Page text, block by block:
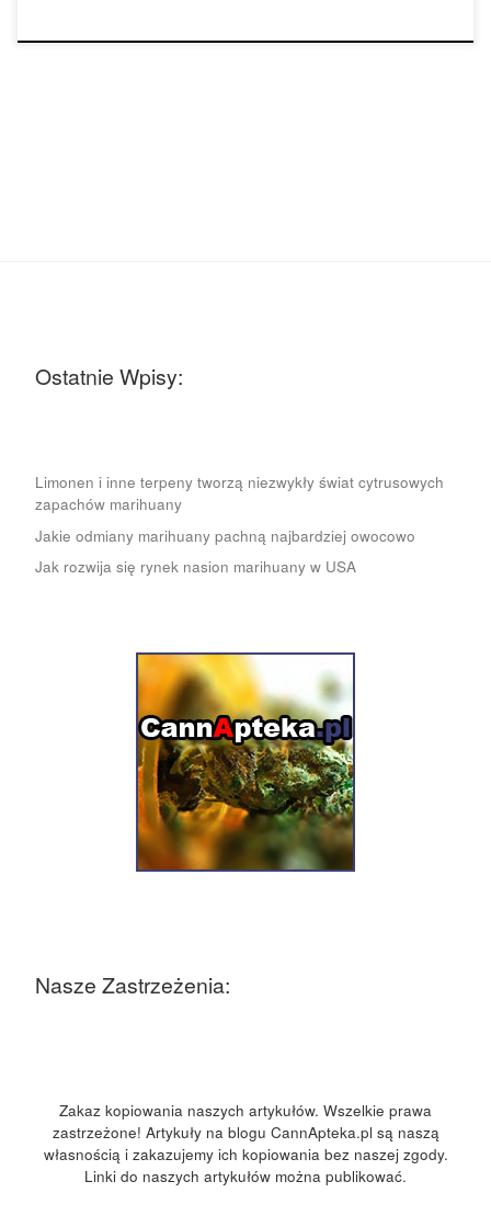
Ostatnie Wpisy:
Limonen i inne terpeny tworzą niezwykły świat cytrusowych
zapachów marihuany
Jakie odmiany marihuany pachną najbardziej owocowo
Jak rozwija się rynek nasion marihuany w USA
Nasze Zastrzeżenia:
Zakaz kopiowania naszych artykułów. Wszelkie prawa
zastrzeżone! Artykuły na blogu CannApteka.pl są naszą
własnością i zakazujemy ich kopiowania bez naszej zgody.
Linki do naszych artykułów można publikować.